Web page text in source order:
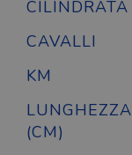
CILINDRATA
CAVALLI
KM
LUNGHEZZA
(CM)